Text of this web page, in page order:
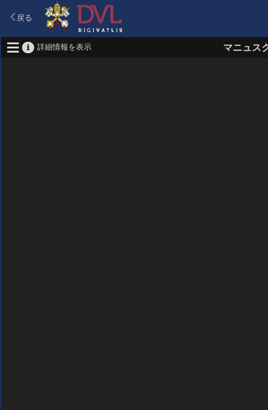
戻る
詳細情報を表示 マニュス